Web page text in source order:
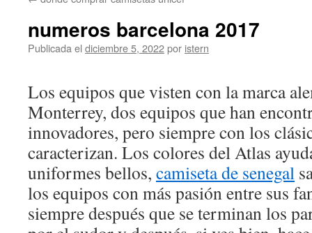
numeros barcelona 2017
Publicada el diciembre 5, 2022por istern
Los equipos que visten con la marca
Monterrey, dos equipos que han
innovadores, pero siempre con los
caracterizan. Los colores del Atlas
uniformes bellos, camiseta de senegal
los equipos con más pasión entre sus
siempre después que se terminan los